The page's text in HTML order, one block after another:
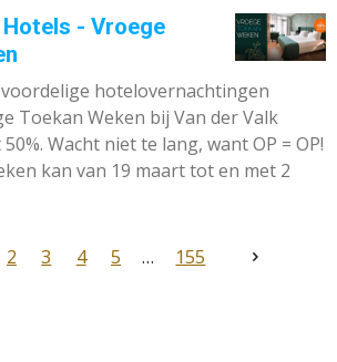
- Vroege
hotelovernachtingen
Toekan Weken bij Van der Valk
Wacht niet te lang, want OP = OP!
kan van 19 maart tot en met 2
2 3 4 5 155